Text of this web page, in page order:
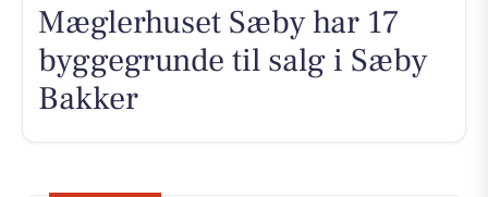
Mæglerhuset Sæby har 17
byggegrunde til salg i Sæby
Bakker